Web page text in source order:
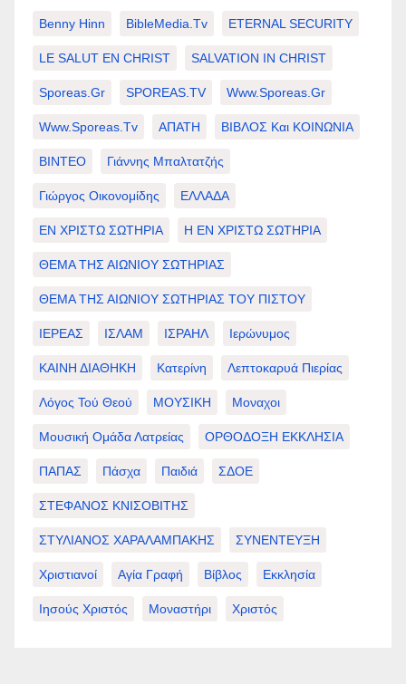
Benny Hinn BibleMedia.tv ETERNAL SECURITY
LE SALUT EN CHRIST SALVATION IN CHRIST
Sporeas.gr SPOREAS.TV Www.sporeas.gr
Www.sporeas.tv ΑΠΑΤΗ ΒΙΒΛΟΣ Και ΚΟΙΝΩΝΙΑ
ΒΙΝΤΕΟ Γιάννης Μπαλτατζής
Γιώργος Οικονομίδης ΕΛΛΑΔΑ
ΕΝ ΧΡΙΣΤΩ ΣΩΤΗΡΙΑ Η ΕΝ ΧΡΙΣΤΩ ΣΩΤΗΡΙΑ
ΘΕΜΑ ΤΗΣ ΑΙΩΝΙΟΥ ΣΩΤΗΡΙΑΣ
ΘΕΜΑ ΤΗΣ ΑΙΩΝΙΟΥ ΣΩΤΗΡΙΑΣ ΤΟΥ ΠΙΣΤΟΥ
ΙΕΡΕΑΣ ΙΣΛΑΜ ΙΣΡΑΗΛ Ιερώνυμος
ΚΑΙΝΗ ΔΙΑΘΗΚΗ Κατερίνη Λεπτοκαρυά Πιερίας
Λόγος Τού Θεού ΜΟΥΣΙΚΗ Μοναχοι
Μουσική Ομάδα Λατρείας ΟΡΘΟΔΟΞΗ ΕΚΚΛΗΣΙΑ
ΠΑΠΑΣ Πάσχα Παιδιά ΣΔΟΕ
ΣΤΕΦΑΝΟΣ ΚΝΙΣΟΒΙΤΗΣ
ΣΤΥΛΙΑΝΟΣ ΧΑΡΑΛΑΜΠΑΚΗΣ ΣΥΝΕΝΤΕΥΞΗ
Χριστιανοί Αγία Γραφή Βίβλος Εκκλησία
Ιησούς Χριστός Μοναστήρι Χριστός